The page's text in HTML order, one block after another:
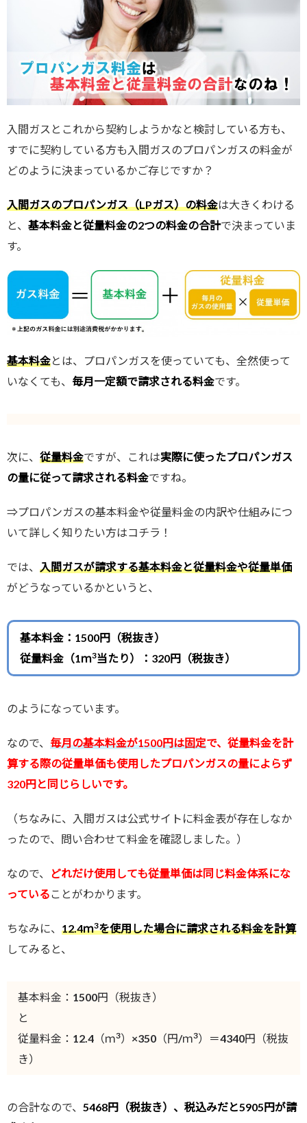
入間ガスとこれから契約しようかなと検討している方も、
すでに契約している方も入間ガスのプロパンガスの料金が
どのように決まっているかご存じですか？
入間ガスのプロパンガス（LPガス）の料金は大きくわける
と、 基本料金と従量料金の2つの料金の合計で決まっていま
す。
基本料金とは、プロパンガスを使っていても、全然使って
いなくても、 毎月一定額で請求される料金です。
次に、 従量料金ですが、これは実際に使ったプロパンガス
の量に従って請求される料金ですね。
⇒プロパンガスの基本料金や従量料金の内訳や仕組みにつ
いて詳しく知りたい方はコチラ！
では、 入間ガスが請求する基本料金と従量料金や従量単価
がどうなっているかというと、
基本料金：1500円（税抜き）
従量料金（1ｍ3当たり）：320円（税抜き）
のようになっています。
なので、 毎月の基本料金が1500円は固定で、従量料金を計
算する際の従量単価も使用したプロパンガスの量によらず
320円と同じらしいです。
（ちなみに、入間ガスは公式サイトに料金表が存在しなか
ったので、問い合わせて料金を確認しました。）
なので、
どれだけ使用しても従量単価は同じ料金体系にな
っている ことがわかります。
ちなみに、 12.4ｍ3を使用した場合に請求される料金を計算
してみると、
基本料金：1500円（税抜き）
と
従量料金：12.4（ｍ3）×350（円/ｍ3）＝4340円（税抜
き）
の合計なので、 5468円（税抜き）、税込みだと5905円が請